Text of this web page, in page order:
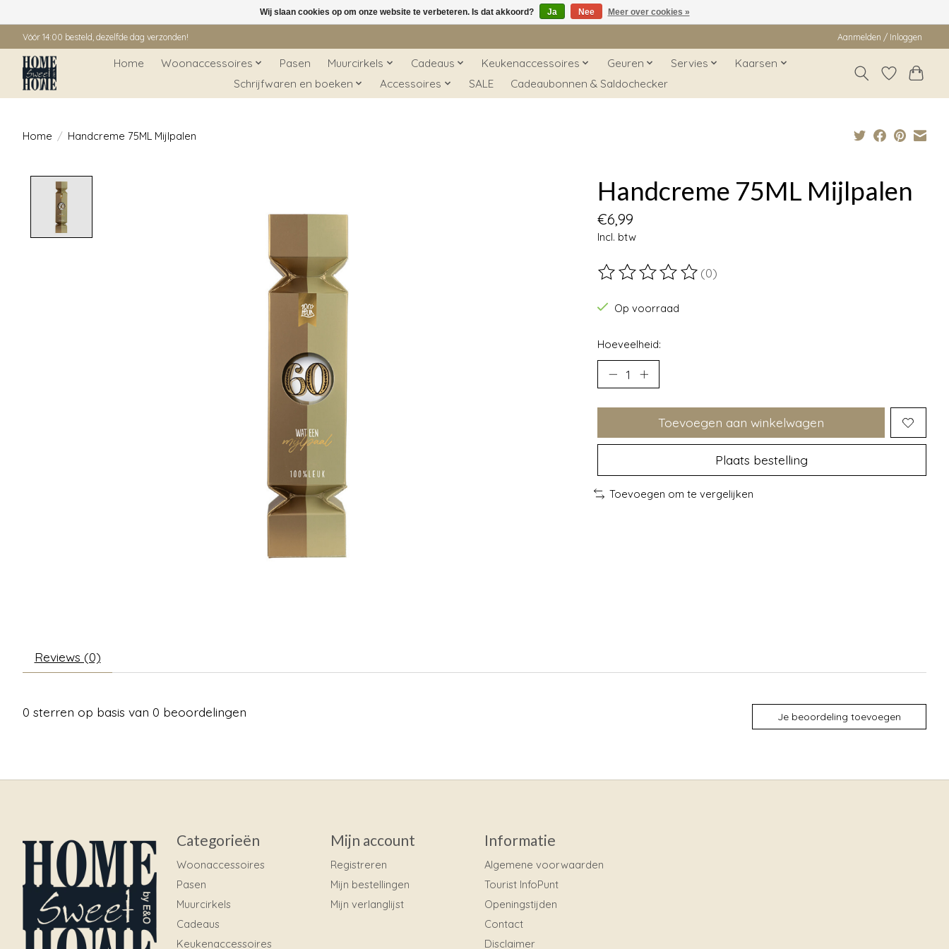
Vóór 14:00 besteld, dezelfde dag verzonden! Aanmelden / Inloggen
Home Woonaccessoires Pasen Muurcirkels Cadeaus Keukenaccessoires Geuren Servies
Kaarsen
Schrijfwaren en boeken
Accessoires SALE Cadeaubonnen & Saldochecker
Home / Handcreme 75ML Mijlpalen
Handcreme 75ML Mijlpalen
€6,99
Incl. btw
De beoordeling van dit product is
(0)
Op voorraad
Hoeveelheid:
Toevoegen aan winkelwagen
Plaats bestelling
Toevoegen om te vergelijken
Reviews (0)
0 sterren op basis van 0 beoordelingen Je beoordeling toevoegen
Categorieën
Woonaccessoires
Pasen
Muurcirkels
Cadeaus
Keukenaccessoires
Mijn account
Registreren
Mijn bestellingen
Mijn verlanglijst
Informatie
Algemene voorwaarden
Tourist InfoPunt
Openingstijden
Contact
Disclaimer
Wij slaan cookies op om onze website te verbeteren. Is dat akkoord? Ja Nee Meer over cookies »